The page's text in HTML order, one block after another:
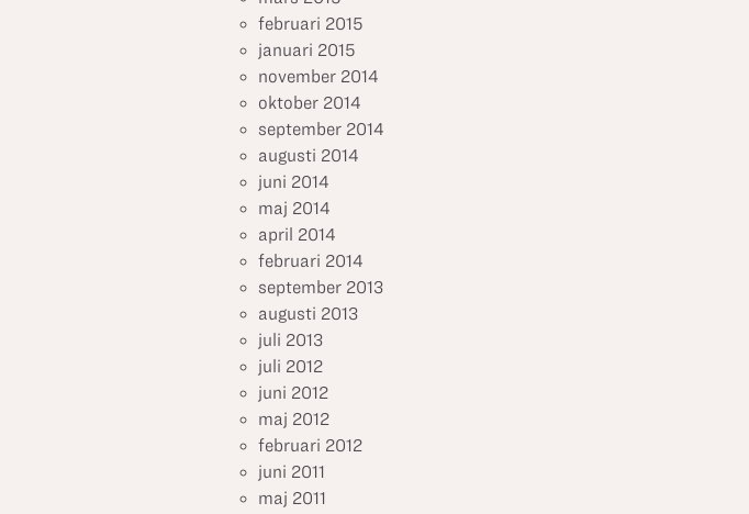
februari 2015
januari 2015
november 2014
oktober 2014
september 2014
augusti 2014
juni 2014
maj 2014
april 2014
februari 2014
september 2013
augusti 2013
juli 2013
juli 2012
juni 2012
maj 2012
februari 2012
juni 2011
maj 2011